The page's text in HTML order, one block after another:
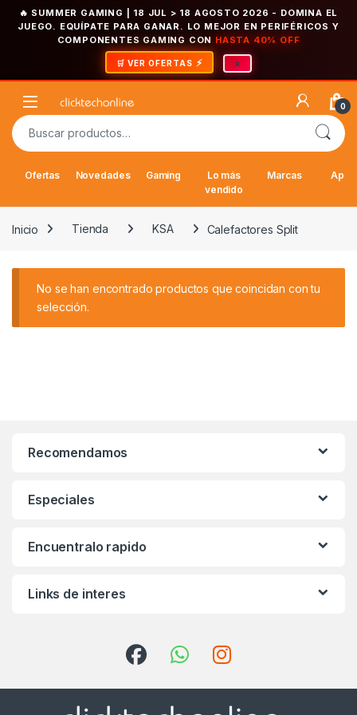
🔥 SUMMER GAMING | 18 JUL > 18 AGOSTO 2026 - DOMINA EL
JUEGO. EQUÍPATE PARA GANAR. LO MEJOR EN PERIFÉRICOS Y
COMPONENTES GAMING CON HASTA 40% OFF
🛒 VER OFERTAS ×
Open 0
Buscar por:
Ofertas Novedades Gaming
Lo más
vendido
Marcas
Inicio Tienda KSA Calefactores Split
No se han encontrado productos que coincidan con tu
selección.
Recomendamos
Especiales
Encuentralo rapido
Links de interes